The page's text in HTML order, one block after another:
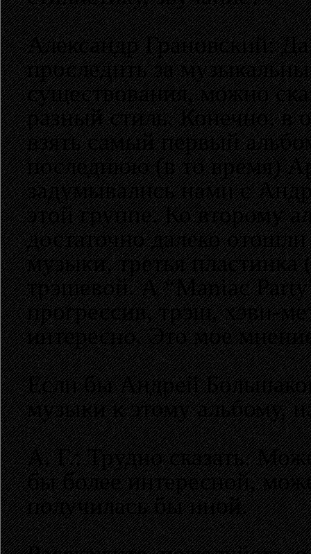
Александр Грановский:
проследить за
существования, можно
разный стиль. Конечно,
взять самый первый
последнюю (в то время)
задумывались нами с
этой группе. Ко второму
достаточно далеко
музыки, третья
трэшевой. А “Maniac
прогрессив, трэш, хэви-
интересно. Это мое
Если бы Андрей
музыки к этому альбому,
А. Г.: Трудно сказать.
бы более интересной,
получилась бы иной.